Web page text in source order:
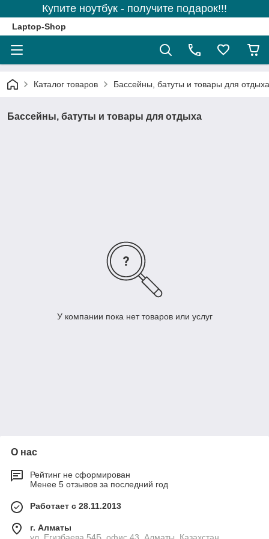
Купите ноутбук - получите подарок!!!
Laptop-Shop
Каталог товаров Бассейны, батуты и товары для отдыха
Бассейны, батуты и товары для отдыха
У компании пока нет товаров или услуг
О нас
Рейтинг не сформирован
Менее 5 отзывов за последний год
Работает с 28.11.2013
г. Алматы